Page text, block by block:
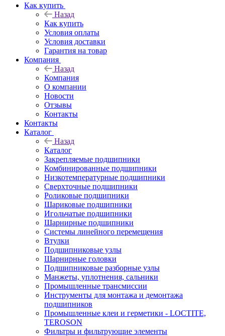
Как купить
Назад
Как купить
Условия оплаты
Условия доставки
Гарантия на товар
Компания
Назад
Компания
О компании
Новости
Отзывы
Контакты
Контакты
Каталог
Назад
Каталог
Закрепляемые подшипники
Комбинированные подшипники
Низкотемпературные подшипники
Сверхточные подшипники
Роликовые подшипники
Шариковые подшипники
Игольчатые подшипники
Шарнирные подшипники
Системы линейного перемещения
Втулки
Подшипниковые узлы
Шарнирные головки
Подшипниковые разборные узлы
Манжеты, уплотнения, сальники
Промышленные трансмиссии
Инструменты для монтажа и демонтажа
подшипников
Промышленные клеи и герметики - LOCTITE,
TEROSON
Фильтры и фильтрующие элементы